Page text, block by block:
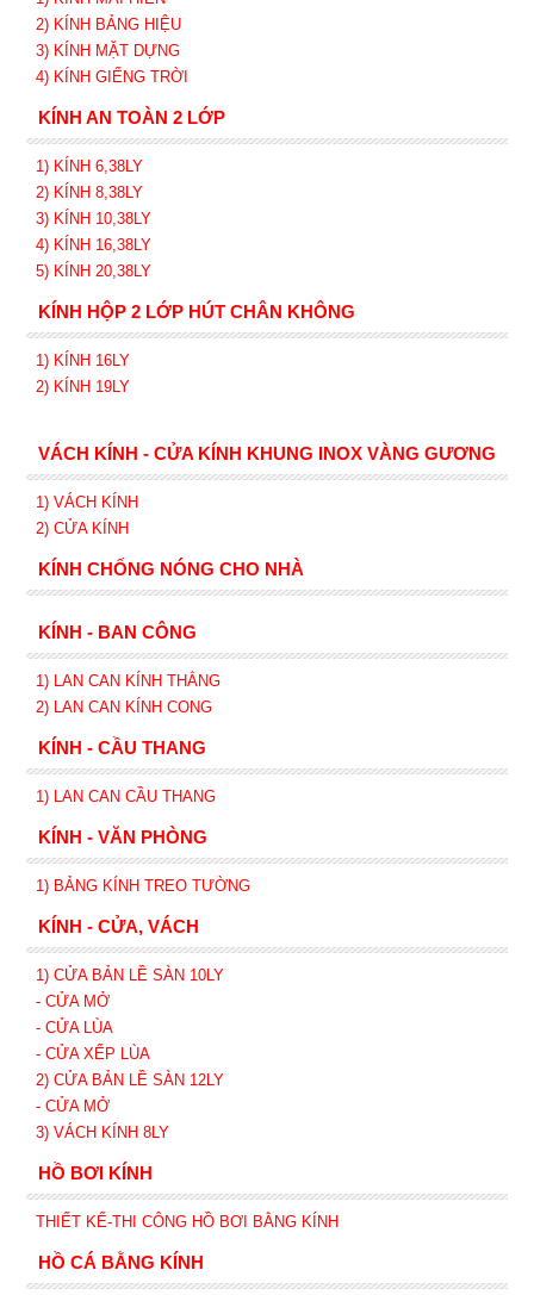
2) KÍNH BẢNG HIỆU
3) KÍNH MẶT DỰNG
4) KÍNH GIẾNG TRỜI
KÍNH AN TOÀN 2 LỚP
1) KÍNH 6,38LY
2) KÍNH 8,38LY
3) KÍNH 10,38LY
4) KÍNH 16,38LY
5) KÍNH 20,38LY
KÍNH HỘP 2 LỚP HÚT CHÂN KHÔNG
1) KÍNH 16LY
2) KÍNH 19LY
VÁCH KÍNH - CỬA KÍNH KHUNG INOX VÀNG GƯƠNG
1) VÁCH KÍNH
2) CỬA KÍNH
KÍNH CHỐNG NÓNG CHO NHÀ
KÍNH - BAN CÔNG
1) LAN CAN KÍNH THẲNG
2)
LAN CAN KÍNH CONG
KÍNH - CẦU THANG
1) LAN CAN CẦU THANG
KÍNH - VĂN PHÒNG
1) BẢNG KÍNH TREO TƯỜNG
KÍNH - CỬA, VÁCH
1) CỬA BẢN LỀ SÀN 10LY
- CỬA MỞ
- CỬA LÙA
- CỬA XẾP LÙA
2) CỬA BẢN LỀ SÀN 12LY
- CỬA MỞ
3) VÁCH KÍNH 8LY
HỒ BƠI KÍNH
THIẾT KẾ-THI CÔNG HỒ BƠI BẰNG KÍNH
HỒ CÁ BẰNG KÍNH